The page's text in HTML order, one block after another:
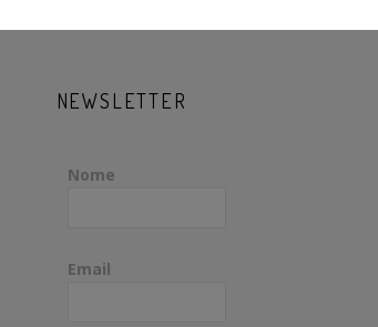
NEWSLETTER
Nome
Email